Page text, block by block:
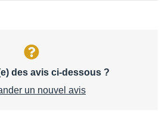
des avis ci-dessous ?
un nouvel avis